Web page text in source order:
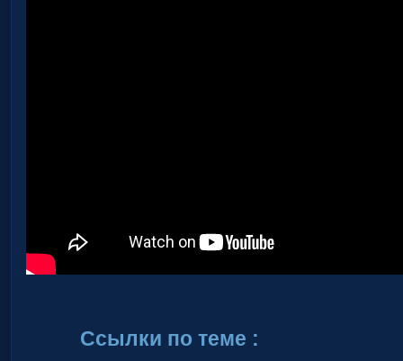
Ссылки по теме :